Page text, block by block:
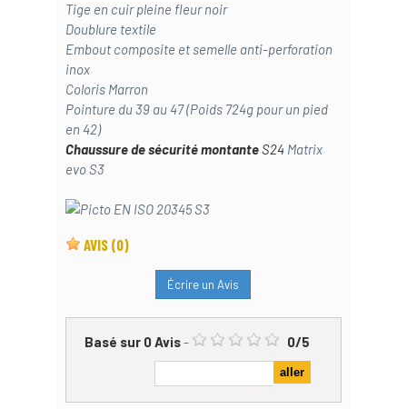
Tige en cuir pleine fleur noir
Doublure textile
Embout composite et semelle anti-perforation
inox
Coloris Marron
Pointure du 39 au 47 (Poids 724g pour un pied
en 42)
Chaussure de sécurité montanteS24Matrix
evo S3
AVIS (0)
Écrire un Avis
Basé sur 0Avis- 0/5